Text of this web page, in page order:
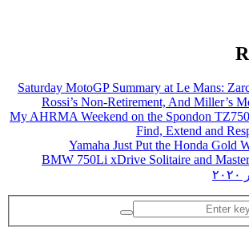
Saturday MotoGP Summary at Le Mans:
Rossi’s Non-Retirement, And Miller’s
My AHRMA Weekend on the Spondon
Find, Extend and
Yamaha Just Put the Honda Gold
BMW 750Li xDrive Solitaire and